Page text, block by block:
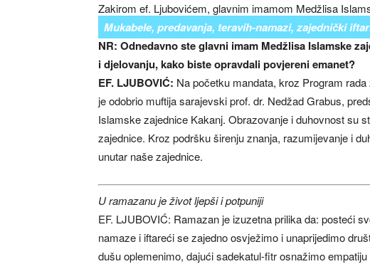
Zakirom ef. Ljubovićem, glavnim imamom Medžlisa
Mukabele, predavanja, teravih-namazi, zajednički
NR: Odnedavno ste glavni imam Medžlisa Islamske
i djelovanju, kako biste opravdali povjereni emanet?
EF. LJUBOVIĆ: Na početku mandata, kroz Program
je odobrio muftija sarajevski prof. dr. Nedžad Grabus,
Islamske zajednice Kakanj. Obrazovanje i duhovnost su
zajednice. Kroz podršku širenju znanja, razumijevanje i
unutar naše zajednice.
U ramazanu je život ljepši i potpuniji
EF. LJUBOVIĆ: Ramazan je izuzetna prilika da: posteći
namaze i iftareći se zajedno osvježimo i unaprijedimo
dušu oplemenimo, dajući sadekatul-fitr osnažimo